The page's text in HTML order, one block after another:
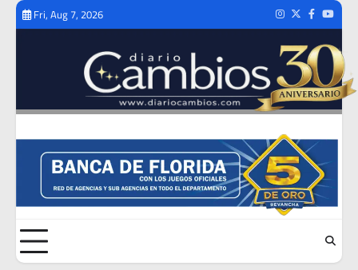
Skip
Fri, Aug 7, 2026 Instagram
TwitterFacebook